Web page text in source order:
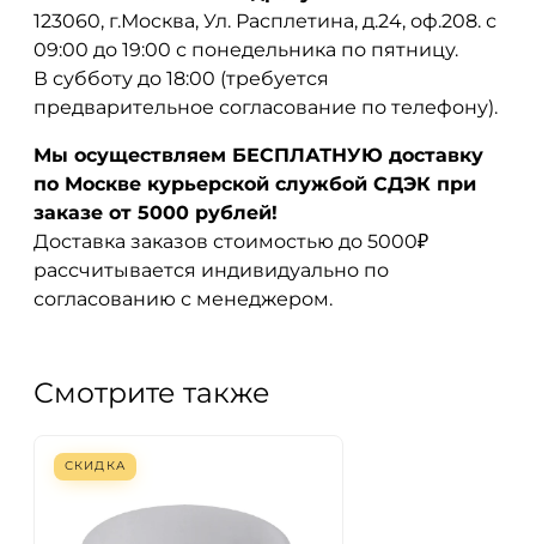
123060, г.Москва, Ул. Расплетина, д.24, оф.208. с
09:00 до 19:00 с понедельника по пятницу.
В субботу до 18:00 (требуется
предварительное согласование по телефону).
Мы осуществляем БЕСПЛАТНУЮ доставку
по Москве курьерской службой СДЭК при
заказе от 5000 рублей!
Доставка заказов стоимостью до 5000₽
рассчитывается индивидуально по
согласованию с менеджером.
Смотрите также
СКИДКА